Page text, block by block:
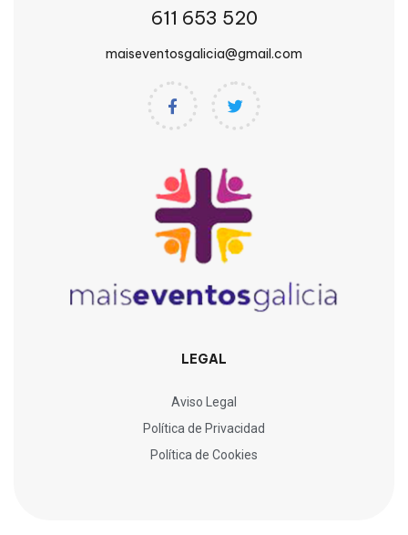
611 653 520
maiseventosgalicia@gmail.com
LEGAL
Aviso Legal
Política de Privacidad
Política de Cookies